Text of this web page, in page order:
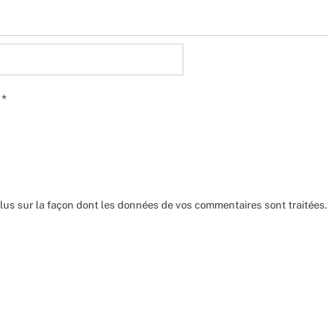
*
sur la façon dont les données de vos commentaires sont traitées.